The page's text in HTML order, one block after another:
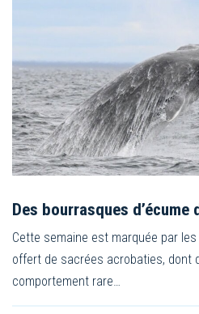
Des bourrasques d’écume
Cette semaine est marquée par
offert de sacrées acrobaties, dont
comportement rare…